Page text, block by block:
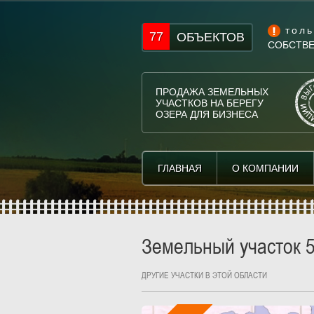
77 ОБЪЕКТОВ
ПРОДАЖА ЗЕМЕЛЬНЫХ
УЧАСТКОВ НА БЕРЕГУ
ОЗЕРА ДЛЯ БИЗНЕСА
ГЛАВНАЯ О КОМПАНИИ
ГЛАВНАЯ О КОМПАНИИ
Земельный участок
ДРУГИЕ УЧАСТКИ В ЭТОЙ ОБЛАСТИ